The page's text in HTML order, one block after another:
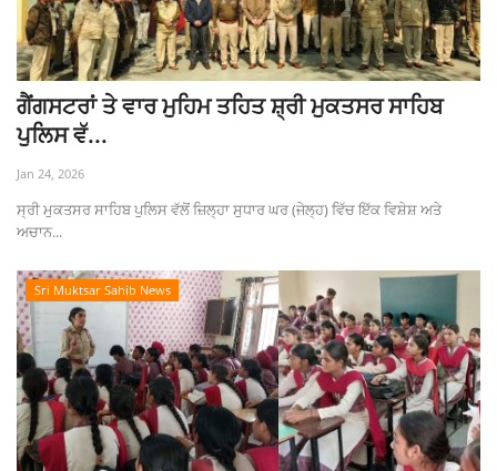
ਗੈਂਗਸਟਰਾਂ ਤੇ ਵਾਰ ਮੁਹਿਮ ਤਹਿਤ ਸ਼੍ਰੀ ਮੁਕਤਸਰ ਸਾਹਿਬ
ਪੁਲਿਸ ਵੱ...
Jan 24, 2026
ਸ੍ਰੀ ਮੁਕਤਸਰ ਸਾਹਿਬ ਪੁਲਿਸ ਵੱਲੋਂ ਜ਼ਿਲ੍ਹਾ ਸੁਧਾਰ ਘਰ (ਜੇਲ੍ਹ) ਵਿੱਚ ਇੱਕ ਵਿਸ਼ੇਸ਼ ਅਤੇ
ਅਚਾਨ...
Sri Muktsar Sahib News